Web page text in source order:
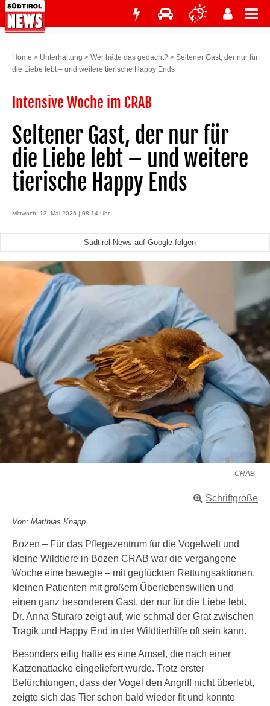
Home > Unterhaltung > Wer hätte das gedacht? > Seltener Gast, der nur für
die Liebe lebt – und weitere tierische Happy Ends
Intensive Woche im CRAB
Seltener Gast, der nur für
die Liebe lebt – und weitere
tierische Happy Ends
Mittwoch, 13. Mai 2026 | 08:14 Uhr
Südtirol News auf Google folgen
CRAB
Schriftgröße
Von: Matthias Knapp
Bozen – Für das Pflegezentrum für die Vogelwelt und
kleine Wildtiere in Bozen CRAB war die vergangene
Woche eine bewegte – mit geglückten Rettungsaktionen,
kleinen Patienten mit großem Überlebenswillen und
einen ganz besonderen Gast, der nur für die Liebe lebt.
Dr. Anna Sturaro zeigt auf, wie schmal der Grat zwischen
Tragik und Happy End in der Wildtierhilfe oft sein kann.
Besonders eilig hatte es eine Amsel, die nach einer
Katzenattacke eingeliefert wurde. Trotz erster
Befürchtungen, dass der Vogel den Angriff nicht überlebt,
zeigte sich das Tier schon bald wieder fit und konnte